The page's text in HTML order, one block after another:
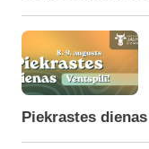
Piekrastes